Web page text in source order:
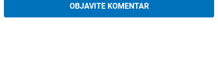
OBJAVITE KOMENTAR